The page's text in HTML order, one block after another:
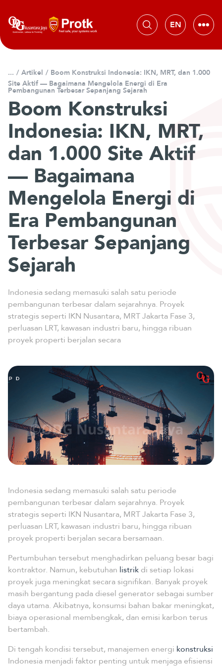
a
/ Artikel / Boom Konstruksi Indonesia: IKN, MRT, dan 1.000
Site Aktif — Bagaimana Mengelola Energi di Era
Pembangunan Terbesar Sepanjang Sejarah
Boom Konstruksi
Indonesia: IKN, MRT,
dan 1.000 Site Aktif
— Bagaimana
Mengelola Energi di
Era Pembangunan
Terbesar Sepanjang
Sejarah
Indonesia sedang memasuki salah satu periode
pembangunan terbesar dalam sejarahnya. Proyek
strategis seperti IKN Nusantara, MRT Jakarta Fase 3,
perluasan LRT, kawasan industri baru, hingga ribuan
proyek properti berjalan secara
Indonesia sedang memasuki salah satu periode
pembangunan terbesar dalam sejarahnya. Proyek
strategis seperti IKN Nusantara, MRT Jakarta Fase 3,
perluasan LRT, kawasan industri baru, hingga ribuan
proyek properti berjalan secara bersamaan.
Pertumbuhan tersebut menghadirkan peluang besar bagi
kontraktor. Namun, kebutuhan listrik di setiap lokasi
proyek juga meningkat secara signifikan. Banyak proyek
masih bergantung pada diesel generator sebagai sumber
daya utama. Akibatnya, konsumsi bahan bakar meningkat,
biaya operasional membengkak, dan emisi karbon terus
bertambah.
Di tengah kondisi tersebut, manajemen energi konstruksi
Indonesia menjadi faktor penting untuk menjaga efisiensi